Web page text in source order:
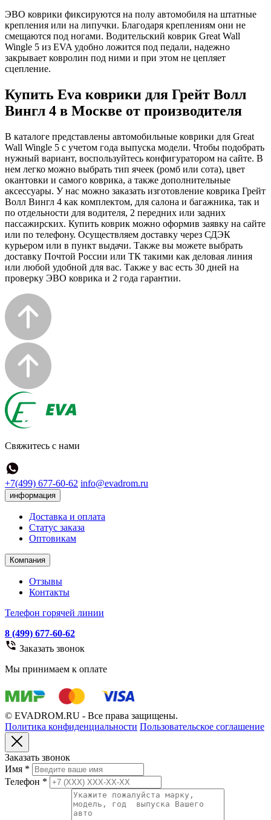
ЭВО коврики фиксируются на полу автомобиля на штатные
крепления или на липучки. Благодаря креплениям они не
смещаются под ногами. Водительский коврик Great Wall
Wingle 5 из EVA удобно ложится под педали, надежно
закрывает ковролин под ними и при этом не цепляет
сцепление.
Купить Eva коврики для Грейт Волл
Вингл 4 в Москве от производителя
В каталоге представлены автомобильные коврики для Great
Wall Wingle 5 с учетом года выпуска модели. Чтобы подобрать
нужный вариант, воспользуйтесь конфигуратором на сайте. В
нем легко можно выбрать тип ячеек (ромб или сота), цвет
окантовки и самого коврика, а также дополнительные
аксессуары. У нас можно заказать изготовление коврика Грейт
Волл Вингл 4 как комплектом, для салона и багажника, так и
по отдельности для водителя, 2 передних или задних
пассажирских. Купить коврик можно оформив заявку на сайте
или по телефону. Осуществляем доставку через СДЭК
курьером или в пункт выдачи. Также вы можете выбрать
доставку Почтой России или ТК такими как деловая линия
или любой удобной для вас. Также у вас есть 30 дней на
проверку ЭВО коврика и 2 года гарантии.
Свяжитесь с нами
+7(499) 677-60-62 info@evadrom.ru
информация
Доставка и оплата
Статус заказа
Оптовикам
Компания
Отзывы
Контакты
Телефон горячей линии
8 (499) 677-60-62
Заказать звонок
Мы принимаем к оплате
© EVADROM.RU - Все права защищены.
Политика конфиденциальности Пользовательское соглашение
Заказать звонок
Имя *
Телефон *